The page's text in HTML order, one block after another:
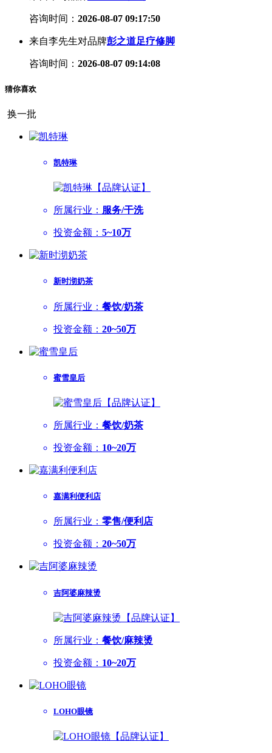
咨询时间： 2026-08-07 09:17:50
来自李先生对品牌彭之道足疗修脚
咨询时间： 2026-08-07 09:14:08
猜你喜欢
换一批
凯特琳
所属行业： 服务/干洗
投资金额： 5~10万
新时沏奶茶
所属行业： 餐饮/奶茶
投资金额： 20~50万
蜜雪皇后
所属行业： 餐饮/奶茶
投资金额： 10~20万
嘉满利便利店
所属行业： 零售/便利店
投资金额： 20~50万
吉阿婆麻辣烫
所属行业： 餐饮/麻辣烫
投资金额： 10~20万
LOHO眼镜